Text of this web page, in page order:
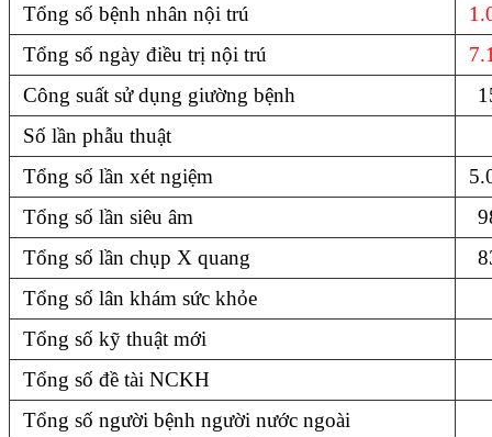
Tổng số bệnh nhân nội trú
Tổng số ngày điều trị nội trú
Công suất sử dụng giường bệnh
Số lần phẫu thuật
Tổng số lần xét ngiệm
Tổng số lần siêu âm
Tổng số lần chụp X quang
Tổng số lân khám sức khỏe
Tổng số kỹ thuật mới
Tổng số đề tài NCKH
Tổng số người bệnh người nước ngoài